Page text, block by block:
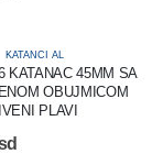
KATANCI AL
KATANAC 45MM SA
OBUJMICOM
PLAVI